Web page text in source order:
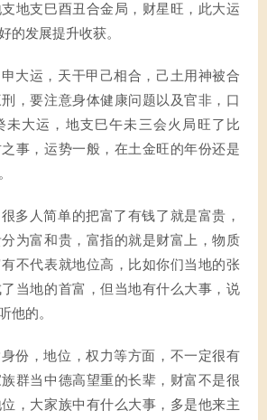
地支巳酉丑合金局，财星旺，此大运
的发展提升收获。
大运，天干甲己相合，己土用神被合
，要注意身体健康问题以及官非，口
未大运，地支巳午未三会火局旺了比
事，运势一般，在土金旺的年份还是
多人简单的把富了有钱了就是富贵，
为富和贵，富指的就是财富上，物质
不代表就地位高，比如你们当地的张
当地的首富，但当地有什么大事，说
他的。
份，地位，权力等方面，不一定很有
群当中德高望重的长辈，财富不是很
，大家族中有什么大事，多是他来主